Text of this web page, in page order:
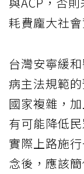
耗費龐大社會
台灣安寧緩
病主法規範
國家複雜，
有可能降低
實際上路施
念後，應該